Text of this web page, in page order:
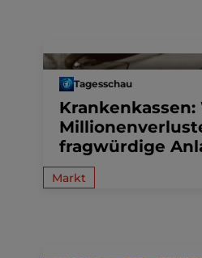
Tagesschau
fragwürdige
Markt